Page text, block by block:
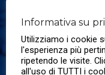
Informativa su
Utilizziamo i cookie
l'esperienza più
ripetendo le visite.
all'uso di TUTTI i